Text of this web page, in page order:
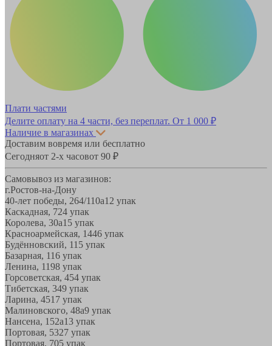
Плати частями
Делите оплату на 4 части, без переплат. От 1 000 ₽
Наличие в магазинах
Доставим вовремя или бесплатно
Сегодняот 2-х часовот 90 ₽
Самовывоз из магазинов:
г.Ростов-на-Дону
40-лет победы, 264/110а12 упак
Каскадная, 724 упак
Королева, 30а15 упак
Красноармейская, 1446 упак
Будённовский, 11 5 упак
Базарная, 116 упак
Ленина, 1198 упак
Горсоветская, 454 упак
Тибетская, 349 упак
Ларина, 4517 упак
Малиновского, 48а9 упак
Нансена, 152а13 упак
Портовая, 5327 упак
Портовая, 705 упак